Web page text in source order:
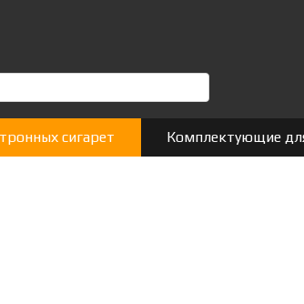
сигарет Комплектующие